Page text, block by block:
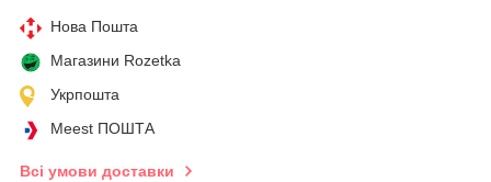
Нова Пошта
Магазини Rozetka
Укрпошта
Meest ПОШТА
Всі умови доставки